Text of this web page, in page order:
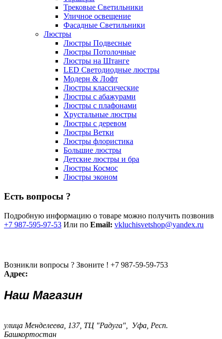
Трековые Светильники
Уличное освещение
Фасадные Светильники
Люстры
Люстры Подвесные
Люстры Потолочные
Люстры на Штанге
LED Светодиодные люстры
Модерн & Лофт
Люстры классические
Люстры с абажурами
Люстры с плафонами
Хрустальные люстры
Люстры с деревом
Люстры Ветки
Люстры флористика
Большие люстры
Детские люстры и бра
Люстры Космос
Люстры эконом
Есть вопросы ?
Подробную информацию о товаре можно получить позвонив
+7 987-595-97-53 Или по Email: vkluchisvetshop@yandex.ru
Возникли вопросы ? Звоните ! +7 987-59-59-753
Адрес:
Наш Магазин
улица Менделеева, 137, ТЦ "Радуга", Уфа, Респ.
Башкортостан